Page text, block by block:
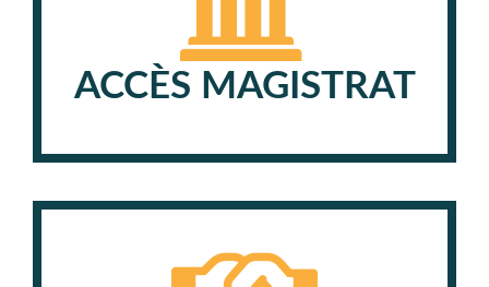
ACCÈS MAGISTRAT